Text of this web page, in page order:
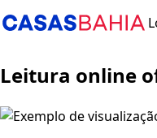
Leitura online